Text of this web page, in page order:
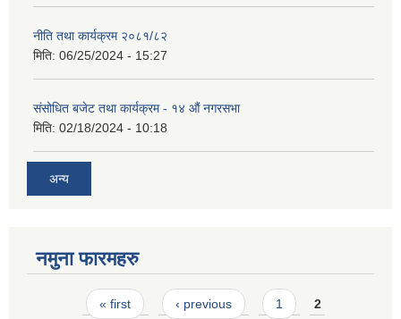
नीति तथा कार्यक्रम २०८१/८२
मिति: 06/25/2024 - 15:27
संसोधित बजेट तथा कार्यक्रम - १४ औं नगरसभा
मिति: 02/18/2024 - 10:18
अन्य
नमुना फारमहरु
Pages« first ‹ previous 1 2